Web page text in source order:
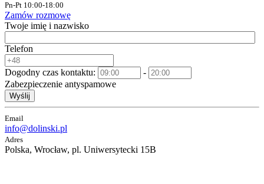
Pn-Pt 10:00-18:00
Zamów rozmowę
Twoje imię i nazwisko
Telefon
Dogodny czas kontaktu:
-
Zabezpieczenie antyspamowe
Wyślij
Email
info@dolinski.pl
Adres
Polska, Wrocław, pl. Uniwersytecki 15B